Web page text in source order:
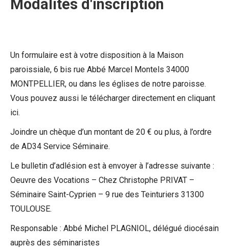
Modalités d'inscription
Un formulaire est à votre disposition à la Maison
paroissiale, 6 bis rue Abbé Marcel Montels 34000
MONTPELLIER, ou dans les églises de notre paroisse.
Vous pouvez aussi le télécharger directement en cliquant
ici.
Joindre un chèque d’un montant de 20 € ou plus, à l’ordre
de AD34 Service Séminaire.
Le bulletin d’adlésion est à envoyer à l’adresse suivante :
Oeuvre des Vocations – Chez Christophe PRIVAT –
Séminaire Saint-Cyprien – 9 rue des Teinturiers 31300
TOULOUSE.
Responsable : Abbé Michel PLAGNIOL, délégué diocésain
auprès des séminaristes